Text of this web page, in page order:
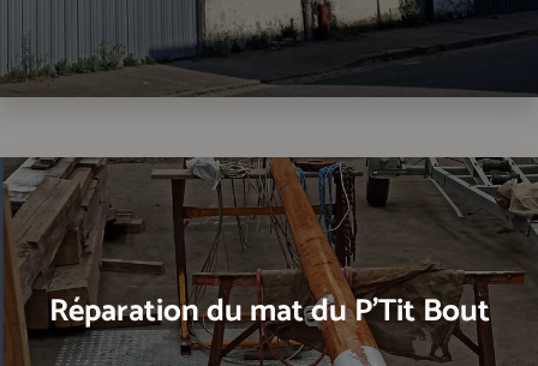
Réparation du mat du P'Tit Bout